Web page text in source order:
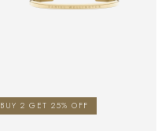
BUY 2 GET 25% OFF